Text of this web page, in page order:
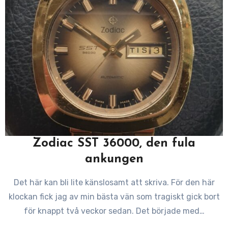
Zodiac SST 36000, den fula
ankungen
Det här kan bli lite känslosamt att skriva. För den här
klockan fick jag av min bästa vän som tragiskt gick bort
för knappt två veckor sedan. Det började med…